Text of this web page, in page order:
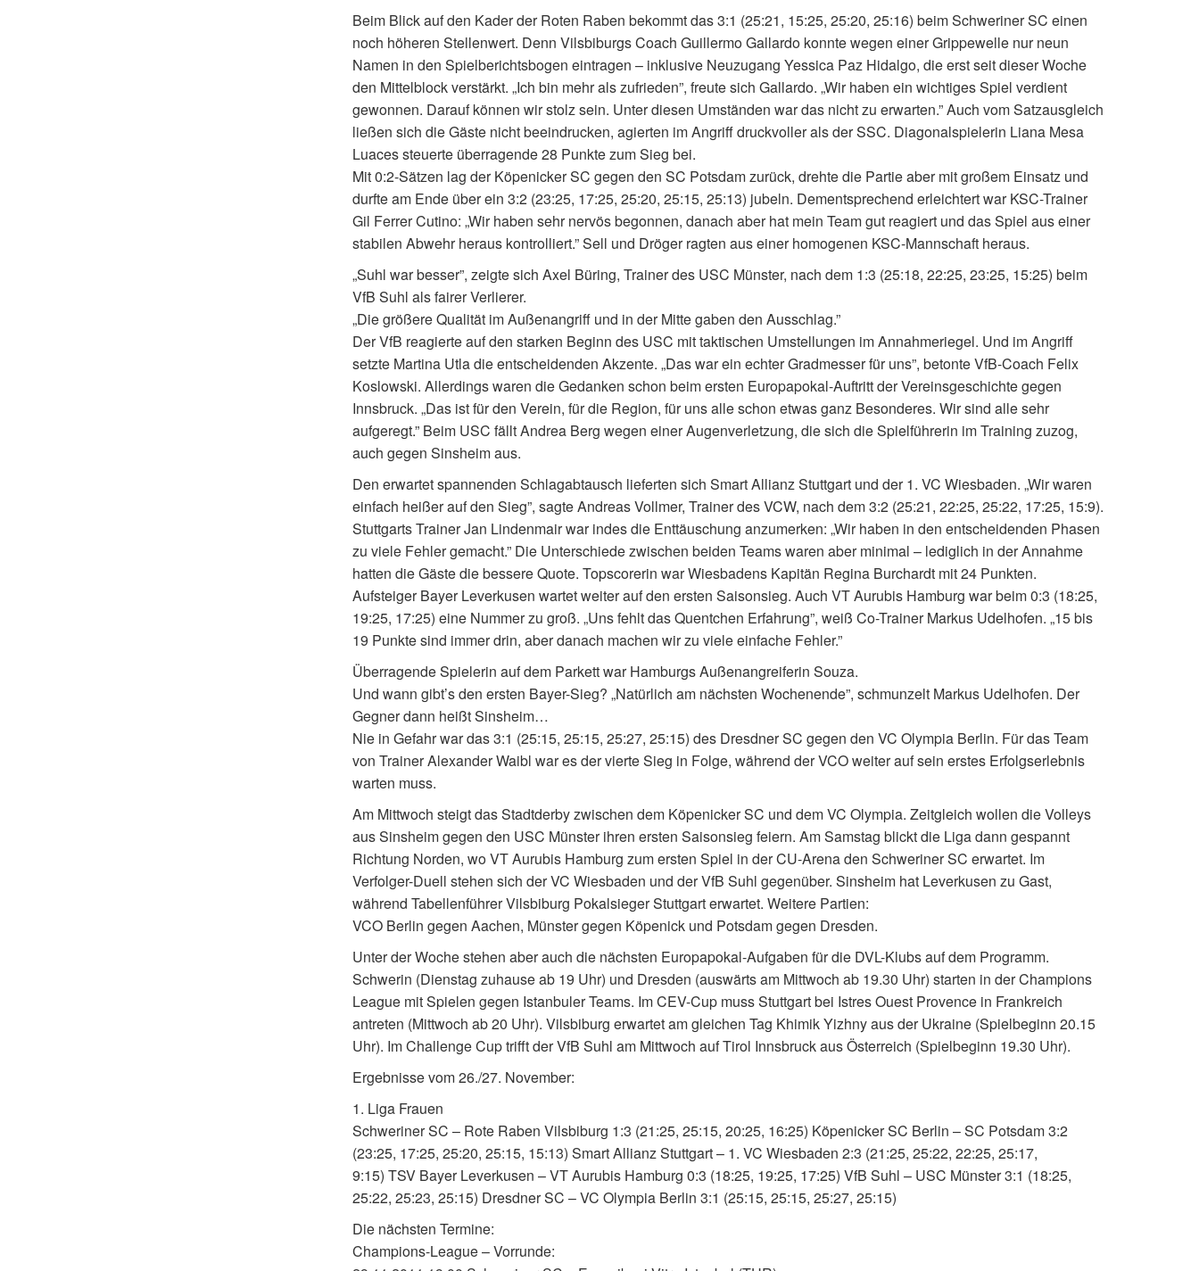
Beim Blick auf den Kader der Roten Raben bekommt das 3:1 (25:21, 15:25, 25:20, 25:16) beim Schweriner SC einen
noch höheren Stellenwert. Denn Vilsbiburgs Coach Guillermo Gallardo konnte wegen einer Grippewelle nur neun
Namen in den Spielberichtsbogen eintragen – inklusive Neuzugang Yessica Paz Hidalgo, die erst seit dieser Woche
den Mittelblock verstärkt. „Ich bin mehr als zufrieden”, freute sich Gallardo. „Wir haben ein wichtiges Spiel verdient
gewonnen. Darauf können wir stolz sein. Unter diesen Umständen war das nicht zu erwarten.” Auch vom Satzausgleich
ließen sich die Gäste nicht beeindrucken, agierten im Angriff druckvoller als der SSC. Diagonalspielerin Liana Mesa
Luaces steuerte überragende 28 Punkte zum Sieg bei.
Mit 0:2-Sätzen lag der Köpenicker SC gegen den SC Potsdam zurück, drehte die Partie aber mit großem Einsatz und
durfte am Ende über ein 3:2 (23:25, 17:25, 25:20, 25:15, 25:13) jubeln. Dementsprechend erleichtert war KSC-Trainer
Gil Ferrer Cutino: „Wir haben sehr nervös begonnen, danach aber hat mein Team gut reagiert und das Spiel aus einer
stabilen Abwehr heraus kontrolliert.” Sell und Dröger ragten aus einer homogenen KSC-Mannschaft heraus.
„Suhl war besser”, zeigte sich Axel Büring, Trainer des USC Münster, nach dem 1:3 (25:18, 22:25, 23:25, 15:25) beim
VfB Suhl als fairer Verlierer.
„Die größere Qualität im Außenangriff und in der Mitte gaben den Ausschlag.”
Der VfB reagierte auf den starken Beginn des USC mit taktischen Umstellungen im Annahmeriegel. Und im Angriff
setzte Martina Utla die entscheidenden Akzente. „Das war ein echter Gradmesser für uns”, betonte VfB-Coach Felix
Koslowski. Allerdings waren die Gedanken schon beim ersten Europapokal-Auftritt der Vereinsgeschichte gegen
Innsbruck. „Das ist für den Verein, für die Region, für uns alle schon etwas ganz Besonderes. Wir sind alle sehr
aufgeregt.” Beim USC fällt Andrea Berg wegen einer Augenverletzung, die sich die Spielführerin im Training zuzog,
auch gegen Sinsheim aus.
Den erwartet spannenden Schlagabtausch lieferten sich Smart Allianz Stuttgart und der 1. VC Wiesbaden. „Wir waren
einfach heißer auf den Sieg”, sagte Andreas Vollmer, Trainer des VCW, nach dem 3:2 (25:21, 22:25, 25:22, 17:25, 15:9).
Stuttgarts Trainer Jan Lindenmair war indes die Enttäuschung anzumerken: „Wir haben in den entscheidenden Phasen
zu viele Fehler gemacht.” Die Unterschiede zwischen beiden Teams waren aber minimal – lediglich in der Annahme
hatten die Gäste die bessere Quote. Topscorerin war Wiesbadens Kapitän Regina Burchardt mit 24 Punkten.
Aufsteiger Bayer Leverkusen wartet weiter auf den ersten Saisonsieg. Auch VT Aurubis Hamburg war beim 0:3 (18:25,
19:25, 17:25) eine Nummer zu groß. „Uns fehlt das Quentchen Erfahrung”, weiß Co-Trainer Markus Udelhofen. „15 bis
19 Punkte sind immer drin, aber danach machen wir zu viele einfache Fehler.”
Überragende Spielerin auf dem Parkett war Hamburgs Außenangreiferin Souza.
Und wann gibt’s den ersten Bayer-Sieg? „Natürlich am nächsten Wochenende”, schmunzelt Markus Udelhofen. Der
Gegner dann heißt Sinsheim…
Nie in Gefahr war das 3:1 (25:15, 25:15, 25:27, 25:15) des Dresdner SC gegen den VC Olympia Berlin. Für das Team
von Trainer Alexander Waibl war es der vierte Sieg in Folge, während der VCO weiter auf sein erstes Erfolgserlebnis
warten muss.
Am Mittwoch steigt das Stadtderby zwischen dem Köpenicker SC und dem VC Olympia. Zeitgleich wollen die Volleys
aus Sinsheim gegen den USC Münster ihren ersten Saisonsieg feiern. Am Samstag blickt die Liga dann gespannt
Richtung Norden, wo VT Aurubis Hamburg zum ersten Spiel in der CU-Arena den Schweriner SC erwartet. Im
Verfolger-Duell stehen sich der VC Wiesbaden und der VfB Suhl gegenüber. Sinsheim hat Leverkusen zu Gast,
während Tabellenführer Vilsbiburg Pokalsieger Stuttgart erwartet. Weitere Partien:
VCO Berlin gegen Aachen, Münster gegen Köpenick und Potsdam gegen Dresden.
Unter der Woche stehen aber auch die nächsten Europapokal-Aufgaben für die DVL-Klubs auf dem Programm.
Schwerin (Dienstag zuhause ab 19 Uhr) und Dresden (auswärts am Mittwoch ab 19.30 Uhr) starten in der Champions
League mit Spielen gegen Istanbuler Teams. Im CEV-Cup muss Stuttgart bei Istres Ouest Provence in Frankreich
antreten (Mittwoch ab 20 Uhr). Vilsbiburg erwartet am gleichen Tag Khimik Yizhny aus der Ukraine (Spielbeginn 20.15
Uhr). Im Challenge Cup trifft der VfB Suhl am Mittwoch auf Tirol Innsbruck aus Österreich (Spielbeginn 19.30 Uhr).
Ergebnisse vom 26./27. November:
1. Liga Frauen
Schweriner SC – Rote Raben Vilsbiburg 1:3 (21:25, 25:15, 20:25, 16:25) Köpenicker SC Berlin – SC Potsdam 3:2
(23:25, 17:25, 25:20, 25:15, 15:13) Smart Allianz Stuttgart – 1. VC Wiesbaden 2:3 (21:25, 25:22, 22:25, 25:17,
9:15) TSV Bayer Leverkusen – VT Aurubis Hamburg 0:3 (18:25, 19:25, 17:25) VfB Suhl – USC Münster 3:1 (18:25,
25:22, 25:23, 25:15) Dresdner SC – VC Olympia Berlin 3:1 (25:15, 25:15, 25:27, 25:15)
Die nächsten Termine:
Champions-League – Vorrunde: